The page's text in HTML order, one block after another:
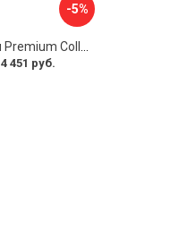
-5%
4 451 руб.